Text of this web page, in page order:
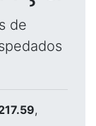
de
,